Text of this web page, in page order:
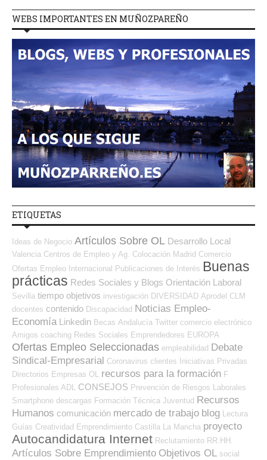
WEBS IMPORTANTES EN MUÑOZPAREÑO
ETIQUETAS
Ideas de Negocio Artículos Sobre OL Desarrollo Local
Valencia Centros de Empleo y Ag. Colocación Madrid Comercio
Ofertas Empleo Internacional Publicaciones de Interés Buenas
prácticas Redes Sociales y Blogs Orientación Laboral
Sevilla tiempo objetivos investigación DIVERSIDAD Aprodel CLM
docentes contenido Discapacidad Noticias Empleo-
Economía Linkedin Becas Andalucía Twitter comercio electrónico
Amigos coaching Redes Sociales Emprendedores EUROPA
Ofertas Empleo Seleccionadas empleabilidad Debate
Sindical-Empresarial Coronavirus clientes Iniciativas Privadas
Directorios Empresas OL
recursos para la formación F
Profesionales ADL
CONSEJOS Prevención de Riesgos Laborales
Smartphone descargas Formación Técnica Juventud Recursos
Humanos comunicación mercado de trabajo blog Lectura
Guías Creatividad Emprendimiento Castilla La Mancha proyecto
Autocandidatura Internet Reclutamiento RR.HH.
Artículos Sobre Emprendimiento Objetivos OL social